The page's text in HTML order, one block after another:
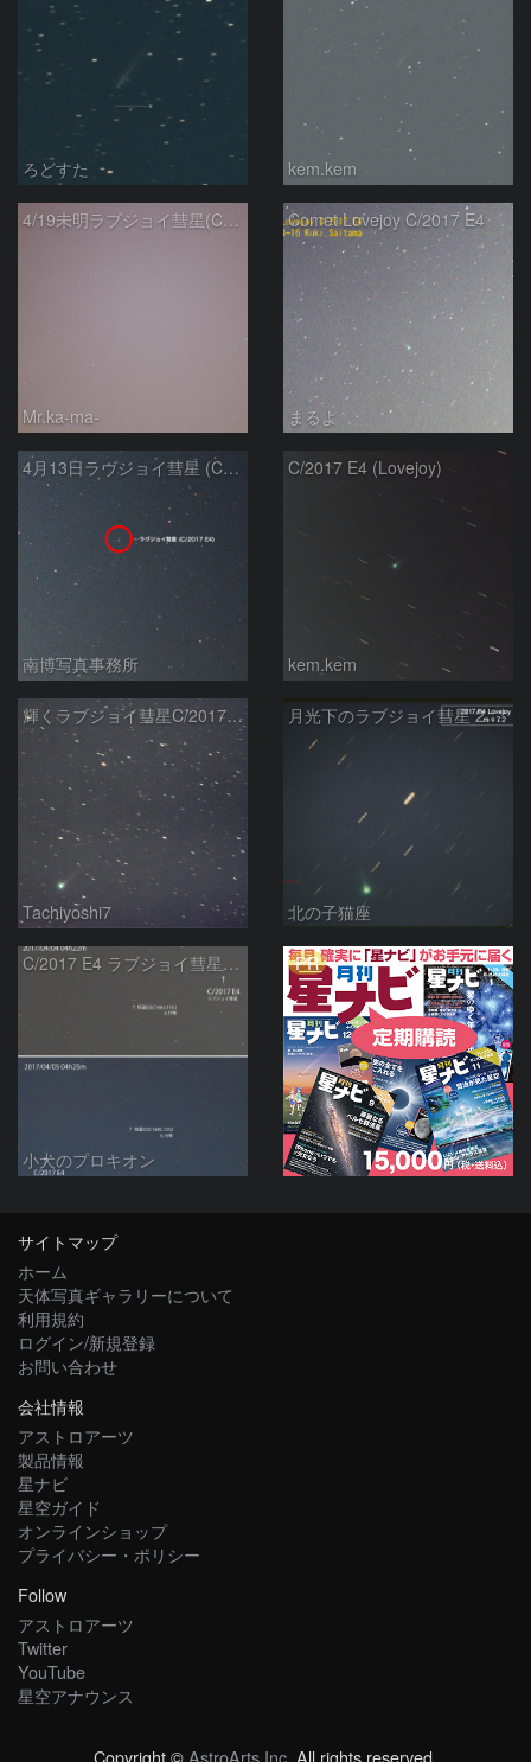
ろどすた kem.kem
4/19未明ラブジョイ彗星(C/2017E4)とM31
Mr.ka-ma-
Comet Lovejoy C/2017 E4
まるよ
4月13日ラヴジョイ彗星 (C/2017 E4)
南博写真事務所
C/2017 E4 (Lovejoy)
kem.kem
輝くラブジョイ彗星C/2017E4
Tachiyoshi7
月光下のラブジョイ彗星 2017E4 Lovejoy
北の子猫座
C/2017 E4 ラブジョイ彗星の動き
小犬のプロキオン
PR
サイトマップ
ホーム
天体写真ギャラリーについて
利用規約
ログイン/新規登録
お問い合わせ
会社情報
アストロアーツ
製品情報
星ナビ
星空ガイド
オンラインショップ
プライバシー・ポリシー
Follow
アストロアーツ
Twitter
YouTube
星空アナウンス
Copyright © AstroArts Inc . All rights reserved.